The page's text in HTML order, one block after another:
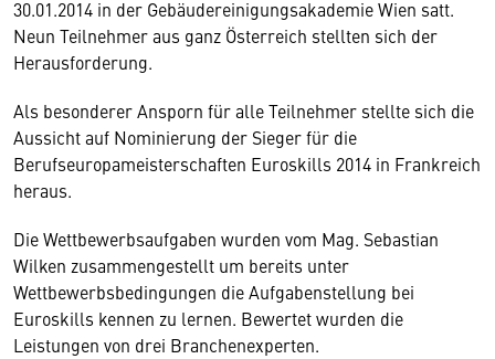
30.01.2014 in der Gebäudereinigungsakademie Wien satt.
Neun Teilnehmer aus ganz Österreich stellten sich der
Herausforderung.
Als besonderer Ansporn für alle Teilnehmer stellte sich die
Aussicht auf Nominierung der Sieger für die
Berufseuropameisterschaften Euroskills 2014 in Frankreich
heraus.
Die Wettbewerbsaufgaben wurden vom Mag. Sebastian
Wilken zusammengestellt um bereits unter
Wettbewerbsbedingungen die Aufgabenstellung bei
Euroskills kennen zu lernen. Bewertet wurden die
Leistungen von drei Branchenexperten.